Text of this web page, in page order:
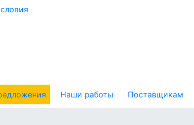
Наши работы Поставщикам